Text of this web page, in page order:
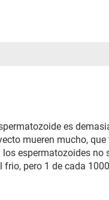
es
mueren mucho, que
espermatozoides no
pero 1 de cada